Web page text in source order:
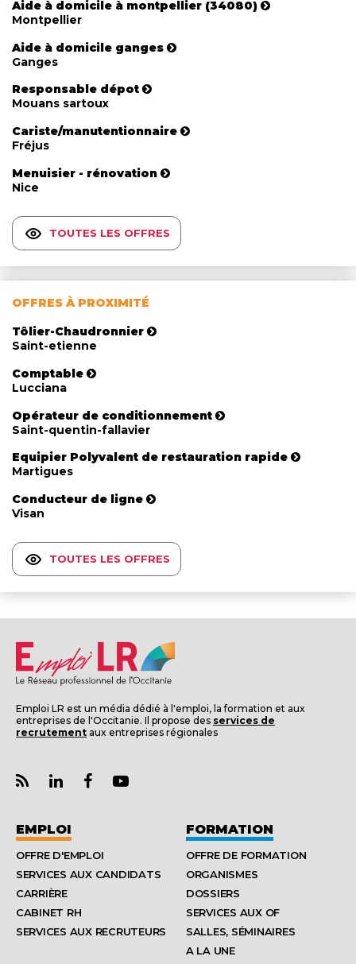
Aide à domicile à montpellier (34080)
Montpellier
Aide à domicile ganges
Ganges
Responsable dépot
Mouans sartoux
Cariste/manutentionnaire
Fréjus
Menuisier - rénovation
Nice
TOUTES LES OFFRES
OFFRES À PROXIMITÉ
Tôlier-Chaudronnier
Saint-etienne
Comptable
Lucciana
Opérateur de conditionnement
Saint-quentin-fallavier
Equipier Polyvalent de restauration rapide
Martigues
Conducteur de ligne
Visan
TOUTES LES OFFRES
Emploi LR est un média dédié à l'emploi, la formation et aux
entreprises de l'Occitanie. Il propose des services de
recrutement aux entreprises régionales
EMPLOI
OFFRE D'EMPLOI
SERVICES AUX CANDIDATS
CARRIÈRE
CABINET RH
SERVICES AUX RECRUTEURS
FORMATION
OFFRE DE FORMATION
ORGANISMES
DOSSIERS
SERVICES AUX OF
SALLES, SÉMINAIRES
A LA UNE